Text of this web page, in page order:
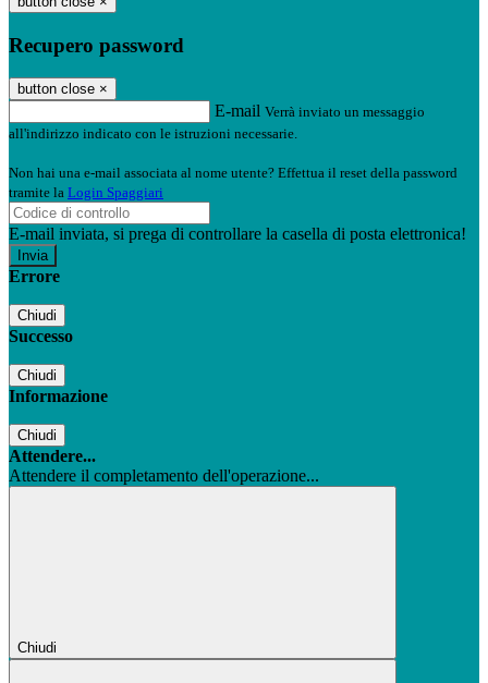
Recupero password
button close ×
E-mail Verrà inviato un messaggio
all'indirizzo indicato con le istruzioni necessarie.
Non hai una e-mail associata al nome utente? Effettua il reset della password
tramite la Login Spaggiari
E-mail inviata, si prega di controllare la casella di posta elettronica!
Errore
Chiudi
Successo
Chiudi
Informazione
Chiudi
Attendere...
Attendere il completamento dell'operazione...
Chiudi